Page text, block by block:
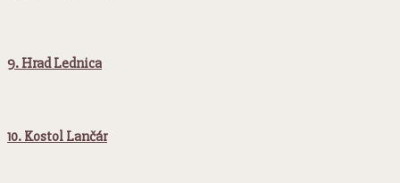
9. Hrad Lednica
10. Kostol Lančár